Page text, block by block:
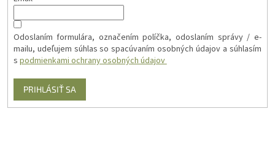
Odoslaním formulára, označením políčka, odoslaním správy / e-
mailu, udeľujem súhlas so spacúvaním osobných údajov a súhlasím
s podmienkami ochrany osobných údajov
PRIHLÁSIŤ SA